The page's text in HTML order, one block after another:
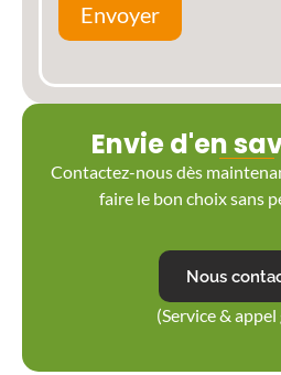
Envoyer
Envie d'en
Contactez-nous dès
faire le bon choix sans
Nous
(Service &